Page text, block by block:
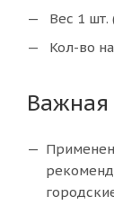
Вес 1 шт.
Кол-во